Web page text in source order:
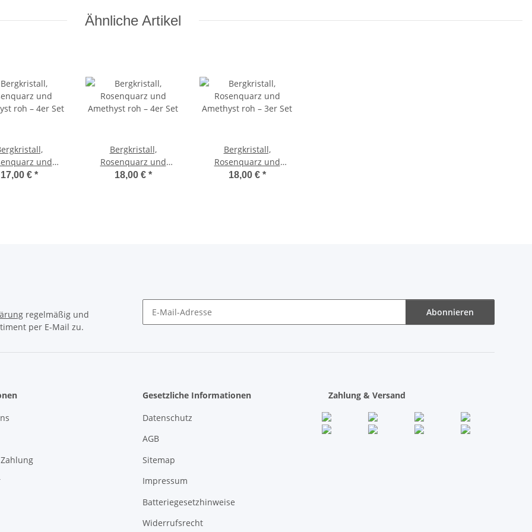
Ähnliche Artikel
und
roh – 4er Set
17,00 € *
Bergkristall,
Rosenquarz und
Amethyst roh – 4er Set
18,00 € *
Bergkristall,
Rosenquarz und
Amethyst roh – 3er Set
18,00 € *
regelmäßig und
per E-Mail zu.
Abonnieren
Gesetzliche Informationen
Datenschutz
AGB
Sitemap
Impressum
Batteriegesetzhinweise
Widerrufsrecht
Zahlung & Versand